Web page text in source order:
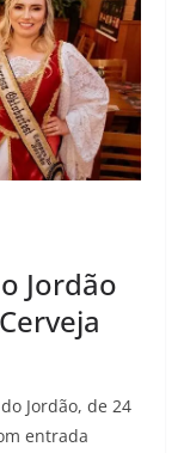
Jordão
Jordão, de 24
entrada